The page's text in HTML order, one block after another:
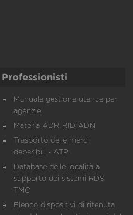
Professionisti
Manuale gestione utenze per
agenzie
Materia ADR-RID-ADN
Trasporto delle merci
deperibili - ATP
Database delle località a
supporto dei sistemi RDS
TMC
Elenco dispositivi di ritenuta